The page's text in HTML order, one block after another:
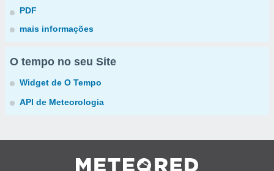
PDF
mais informações
O tempo no seu Site
Widget de O Tempo
API de Meteorologia